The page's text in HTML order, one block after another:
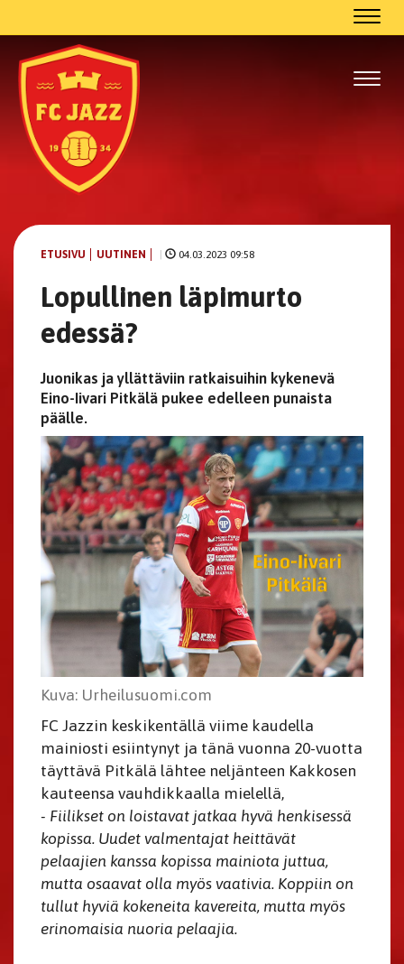
ETUSIVU UUTINEN 04.03.2023 09:58
Lopullinen läpimurto
edessä?
Juonikas ja yllättäviin ratkaisuihin kykenevä
Eino-Iivari Pitkälä pukee edelleen punaista
päälle.
Kuva: Urheilusuomi.com
FC Jazzin keskikentällä viime kaudella
mainiosti esiintynyt ja tänä vuonna 20-vuotta
täyttävä Pitkälä lähtee neljänteen Kakkosen
kauteensa vauhdikkaalla mielellä,
- Fiilikset on loistavat jatkaa hyvä henkisessä
kopissa. Uudet valmentajat heittävät
pelaajien kanssa kopissa mainiota juttua,
mutta osaavat olla myös vaativia. Koppiin on
tullut hyviä kokeneita kavereita, mutta myös
erinomaisia nuoria pelaajia.